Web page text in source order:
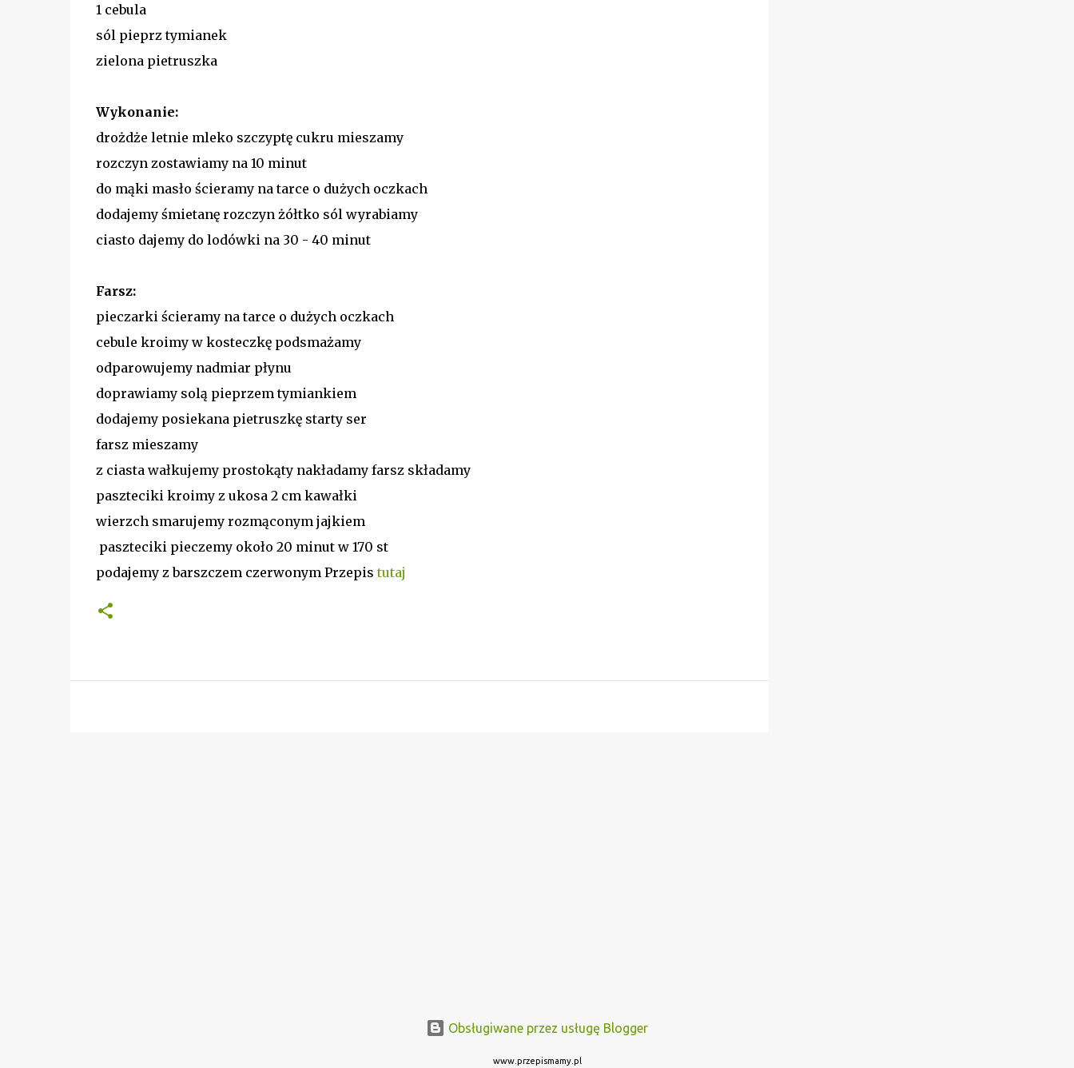
1 cebula
sól pieprz tymianek
zielona pietruszka
Wykonanie:
drożdże letnie mleko szczyptę cukru mieszamy
rozczyn zostawiamy na 10 minut
do mąki masło ścieramy na tarce o dużych oczkach
dodajemy śmietanę rozczyn żółtko sól wyrabiamy
ciasto dajemy do lodówki na 30 - 40 minut
Farsz:
pieczarki ścieramy na tarce o dużych oczkach
cebule kroimy w kosteczkę podsmażamy
odparowujemy nadmiar płynu
doprawiamy solą pieprzem tymiankiem
dodajemy posiekana pietruszkę starty ser
farsz mieszamy
z ciasta wałkujemy prostokąty nakładamy farsz składamy
paszteciki kroimy z ukosa 2 cm kawałki
wierzch smarujemy rozmąconym jajkiem
paszteciki pieczemy około 20 minut w 170 st
podajemy z barszczem czerwonym Przepistutaj
Obsługiwane przez usługę Blogger
www.przepismamy.pl